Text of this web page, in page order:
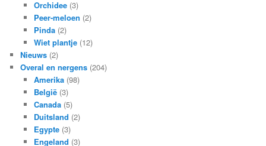
Orchidee(3)
Peer-meloen (2)
Pinda(2)
Wiet plantje(12)
Nieuws (2)
Overal en nergens (204)
Amerika(98)
België(3)
Canada(5)
Duitsland (2)
Egypte(3)
Engeland (3)